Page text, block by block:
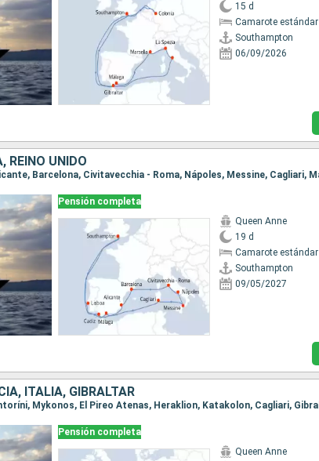
15 d
Camarote estándar
Southampton
06/09/2026
REINO UNIDO
Pensión completa
Queen Anne
19 d
Camarote estándar
Southampton
09/05/2027
ITALIA, GIBRALTAR
Pensión completa
Queen Anne